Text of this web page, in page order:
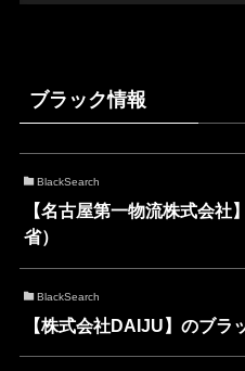
ブラック情報
BlackSearch
【名古屋第一物流株式会社
省）
BlackSearch
【株式会社DAIJU】のブラ